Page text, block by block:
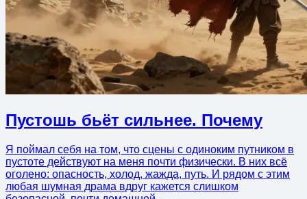
Пустошь бьёт сильнее. Почему
Я поймал себя на том, что сцены с одиноким путником в
пустоте действуют на меня почти физически. В них всё
оголено: опасность, холод, жажда, путь. И рядом с этим
любая шумная драма вдруг кажется слишком